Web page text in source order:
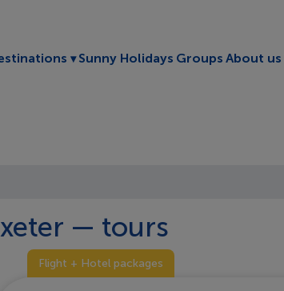
Toggle submenu
Sunny Holidays Groups About us
— tours
Flight + Hotel packages